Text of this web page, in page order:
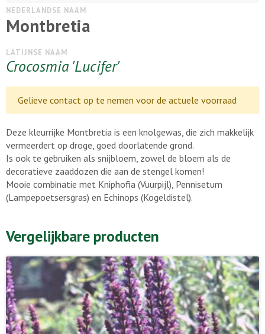
NEDERLANDSE NAAM
Montbretia
LATIJNSE NAAM
Crocosmia 'Lucifer'
Gelieve contact op te nemen voor de actuele voorraad
Deze kleurrijke Montbretia is een knolgewas, die zich makkelijk
vermeerdert op droge, goed doorlatende grond.
Is ook te gebruiken als snijbloem, zowel de bloem als de
decoratieve zaaddozen die aan de stengel komen!
Mooie combinatie met Kniphofia (Vuurpijl), Pennisetum
(Lampepoetsersgras) en Echinops (Kogeldistel).
Vergelijkbare producten